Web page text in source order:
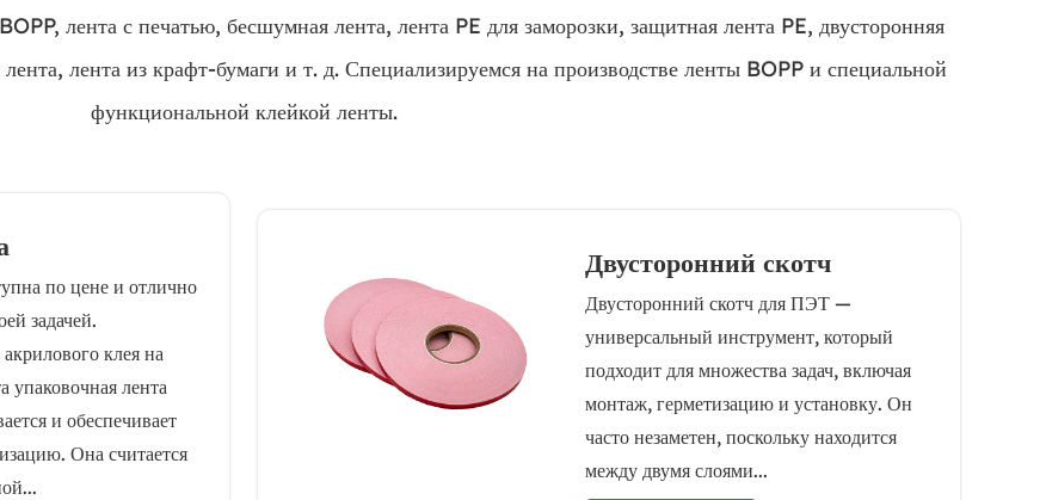
лента с печатью, бесшумная лента, лента PE для заморозки, защитная лента PE, двусторонняя
лента из крафт-бумаги и т. д. Специализируемся на производстве ленты BOPP и специальной
функциональной клейкой ленты.
по цене и отлично
задачей.
клея на
упаковочная лента
и обеспечивает
Она считается
Двусторонний скотч
Двусторонний скотч для ПЭТ —
универсальный инструмент, который
подходит для множества задач, включая
монтаж, герметизацию и установку. Он
часто незаметен, поскольку находится
между двумя слоями...